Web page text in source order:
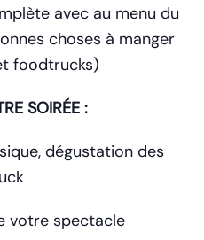
avec au menu du
choses à manger
foodtrucks)
SOIRÉE :
dégustation des
votre spectacle